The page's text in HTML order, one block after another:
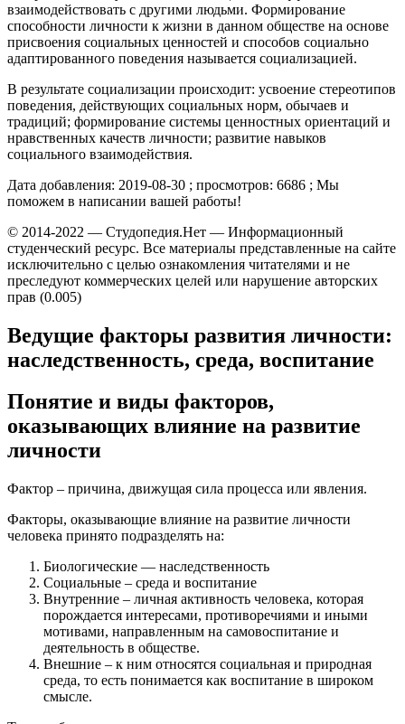
взаимодействовать с другими людьми. Формирование
способности личности к жизни в данном обществе на основе
присвоения социальных ценностей и способов социально
адаптированного поведения называется социализацией.
В результате социализации происходит: усвоение стереотипов
поведения, действующих социальных норм, обычаев и
традиций; формирование системы ценностных ориентаций и
нравственных качеств личности; развитие навыков
социального взаимодействия.
Дата добавления: 2019-08-30 ; просмотров: 6686 ; Мы
поможем в написании вашей работы!
© 2014-2022 — Студопедия.Нет — Информационный
студенческий ресурс. Все материалы представленные на сайте
исключительно с целью ознакомления читателями и не
преследуют коммерческих целей или нарушение авторских
прав (0.005)
Ведущие факторы развития личности:
наследственность, среда, воспитание
Понятие и виды факторов,
оказывающих влияние на развитие
личности
Фактор – причина, движущая сила процесса или явления.
Факторы, оказывающие влияние на развитие личности
человека принято подразделять на:
Биологические — наследственность
Социальные – среда и воспитание
Внутренние – личная активность человека, которая
порождается интересами, противоречиями и иными
мотивами, направленным на самовоспитание и
деятельность в обществе.
Внешние – к ним относятся социальная и природная
среда, то есть понимается как воспитание в широком
смысле.